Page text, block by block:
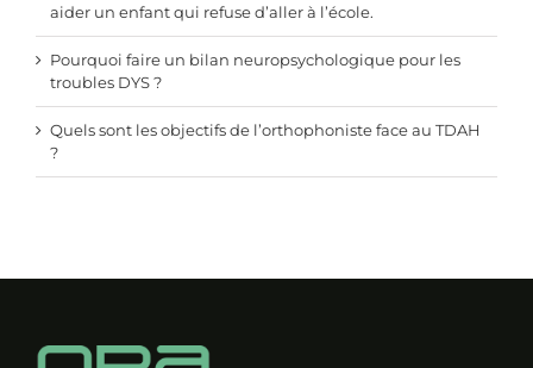
aider un enfant qui refuse d’aller à l’école.
Pourquoi faire un bilan neuropsychologique pour les
troubles DYS ?
Quels sont les objectifs de l’orthophoniste face au TDAH
?